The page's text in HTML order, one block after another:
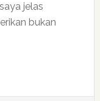
jelas
bukan